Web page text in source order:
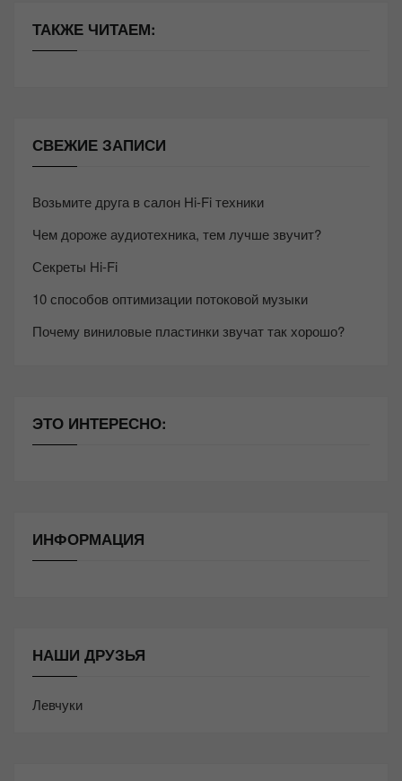
ТАКЖЕ ЧИТАЕМ:
СВЕЖИЕ ЗАПИСИ
Возьмите друга в салон Hi-Fi техники
Чем дороже аудиотехника, тем лучше звучит?
Секреты Hi-Fi
10 способов оптимизации потоковой музыки
Почему виниловые пластинки звучат так хорошо?
ЭТО ИНТЕРЕСНО:
ИНФОРМАЦИЯ
НАШИ ДРУЗЬЯ
Левчуки